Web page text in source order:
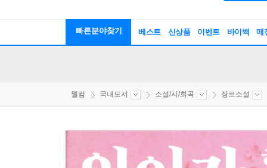
빠른분야찾기 베스트 신상품 이벤트 바이백 매
웰컴 국내도서 소설/시/희곡 장르소설